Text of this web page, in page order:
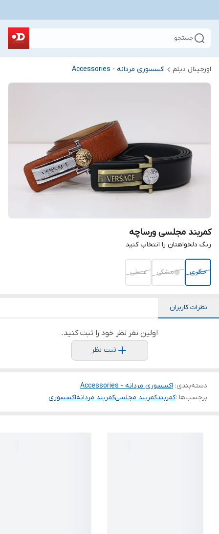
جستجو
اورجینال دیلم اکسسوری مردانه - Accessories
کمربند مجلسی ورساچه
رنگ دلخواهتان را انتخاب کنید
جگری مشکی عسلی
نظرات کاربران
اولین نفر نظر خود را ثبت کنید.
ثبت نظر
دسته‌بندی: اکسسوری مردانه - Accessories
برچسب‌ها :کمربندکمربند مجلسیکمربند مردانهاکسسوری